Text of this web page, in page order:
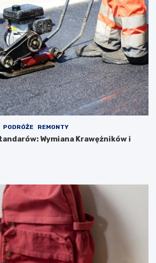
PODRÓŻE REMONTY
Wymiana Krawężników i